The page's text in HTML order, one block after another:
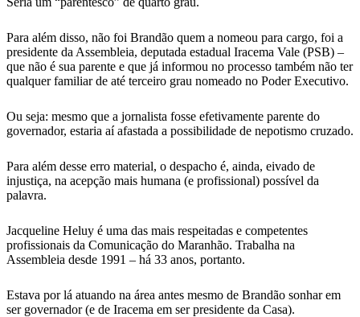
Para além disso, não foi Brandão quem a nomeou para cargo, foi a
presidente da Assembleia, deputada estadual Iracema Vale (PSB) –
que não é sua parente e que já informou no processo também não ter
qualquer familiar de até terceiro grau nomeado no Poder Executivo.
Ou seja: mesmo que a jornalista fosse efetivamente parente do
governador, estaria aí afastada a possibilidade de nepotismo cruzado.
Para além desse erro material, o despacho é, ainda, eivado de
injustiça, na acepção mais humana (e profissional) possível da
palavra.
Jacqueline Heluy é uma das mais respeitadas e competentes
profissionais da Comunicação do Maranhão. Trabalha na
Assembleia desde 1991 – há 33 anos, portanto.
Estava por lá atuando na área antes mesmo de Brandão sonhar em
ser governador (e de Iracema em ser presidente da Casa).